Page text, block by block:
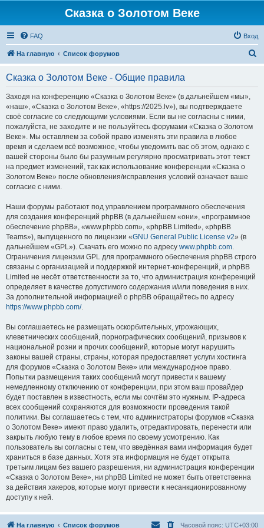
Сказка о Золотом Веке
FAQ Вход
На главную Список форумов
Сказка о Золотом Веке - Общие правила
Заходя на конференцию «Сказка о Золотом Веке» (в дальнейшем «мы»,
«наш», «Сказка о Золотом Веке», «https://2025.lv»), вы подтверждаете
своё согласие со следующими условиями. Если вы не согласны с ними,
пожалуйста, не заходите и не пользуйтесь форумами «Сказка о Золотом
Веке». Мы оставляем за собой право изменять эти правила в любое
время и сделаем всё возможное, чтобы уведомить вас об этом, однако с
вашей стороны было бы разумным регулярно просматривать этот текст
на предмет изменений, так как использование конференции «Сказка о
Золотом Веке» после обновления/исправления условий означает ваше
согласие с ними.
Наши форумы работают под управлением программного обеспечения
для создания конференций phpBB (в дальнейшем «они», «программное
обеспечение phpBB», «www.phpbb.com», «phpBB Limited», «phpBB
Teams»), выпущенного по лицензии «GNU General Public License v2» (в
дальнейшем «GPL»). Скачать его можно по адресу www.phpbb.com.
Ограничения лицензии GPL для программного обеспечения phpBB строго
связаны с организацией и поддержкой интернет-конференций, и phpBB
Limited не несёт ответственности за то, что администрация конференций
определяет в качестве допустимого содержания и/или поведения в них.
За дополнительной информацией о phpBB обращайтесь по адресу
https://www.phpbb.com/.
Вы соглашаетесь не размещать оскорбительных, угрожающих,
клеветнических сообщений, порнографических сообщений, призывов к
национальной розни и прочих сообщений, которые могут нарушить
законы вашей страны, страны, которая предоставляет услуги хостинга
для форумов «Сказка о Золотом Веке» или международное право.
Попытки размещения таких сообщений могут привести к вашему
немедленному отключению от конференции, при этом ваш провайдер
будет поставлен в известность, если мы сочтём это нужным. IP-адреса
всех сообщений сохраняются для возможности проведения такой
политики. Вы соглашаетесь с тем, что администраторы форумов «Сказка
о Золотом Веке» имеют право удалить, отредактировать, перенести или
закрыть любую тему в любое время по своему усмотрению. Как
пользователь вы согласны с тем, что введённая вами информация будет
храниться в базе данных. Хотя эта информация не будет открыта
третьим лицам без вашего разрешения, ни администрация конференции
«Сказка о Золотом Веке», ни phpBB Limited не может быть ответственна
за действия хакеров, которые могут привести к несанкционированному
доступу к ней.
На главную Список форумов Часовой пояс: UTC+03:00